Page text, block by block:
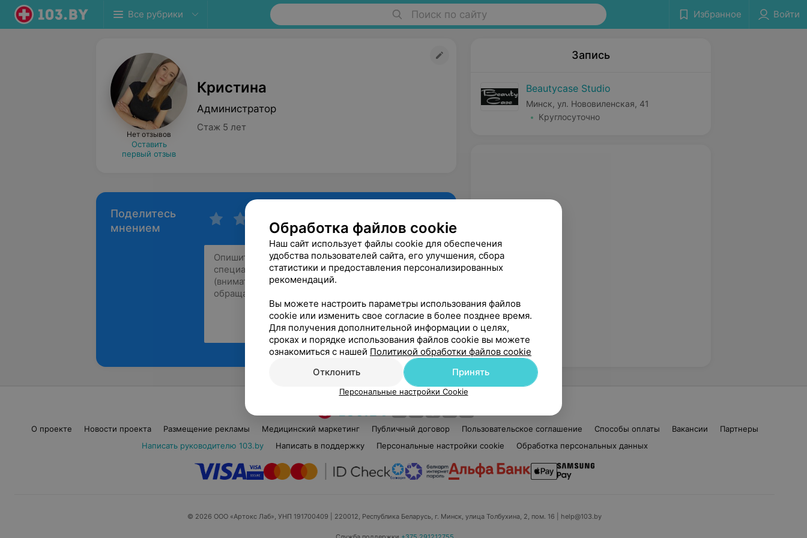
Все рубрики Поиск по сайту Избранное Войти
Нет отзывов
Оставить
первый отзыв
Кристина
Администратор
Стаж 5 лет
Поделитесь
мнением
Рекомендую
Запись
Beautycase Studio
Минск, ул. Нововиленская, 41
Круглосуточно
О проекте Новости проекта Размещение рекламы Медицинский маркетинг Публичный договор Пользовательское соглашение Способы оплаты Вакансии
Партнеры
Написать руководителю 103.by
Написать в поддержку Персональные настройки cookie Обработка персональных данных
© 2026 ООО «Артокс Лаб», УНП 191700409 | 220012, Республика Беларусь, г. Минск, улица Толбухина, 2, пом. 16 | help@103.by
Обработка файлов cookie
Наш сайт использует файлы cookie для обеспечения
удобства пользователей сайта, его улучшения, сбора
статистики и предоставления персонализированных
рекомендаций.
Вы можете настроить параметры использования файлов
cookie или изменить свое согласие в более позднее время.
Для получения дополнительной информации о целях,
сроках и порядке использования файлов cookie вы можете
ознакомиться с нашей Политикой обработки файлов cookie
Отклонить
Принять
Персональные настройки Cookie